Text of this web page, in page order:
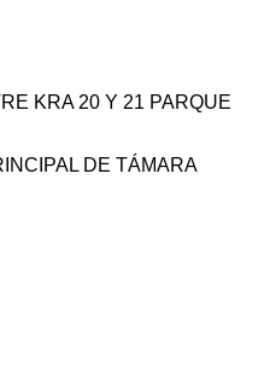
KRA 20 Y 21 PARQUE
DE TÁMARA